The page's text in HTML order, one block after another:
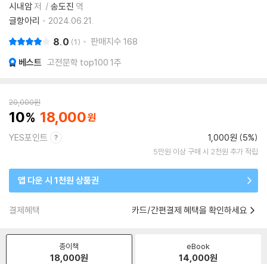
시내암저 송도진 역
글항아리
2024.06.21.
8.0 1 판매지수 168
베스트 고전문학 top100 1주
20,000원
10 18,000
YES포인트 1,000원 (5%)
5만원 이상 구매 시 2천원 추가 적립
앱 다운 시 1천원 상품권
결제혜택 카드/간편결제 혜택을 확인하세요
종이책
18,000원
eBook
14,000원